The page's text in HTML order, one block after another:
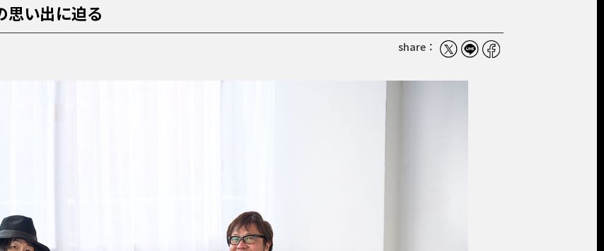
思い出に迫る
share：